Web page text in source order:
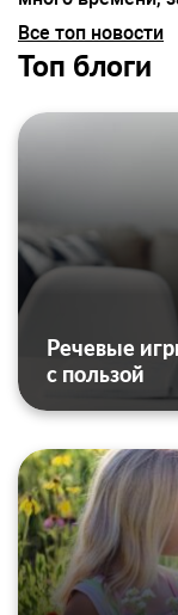
Все топ новости
Топ блоги
Речевые
с пользой